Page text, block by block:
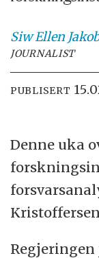
Siw Ellen
JOURNALIST
PUBLISERT
Denne uka